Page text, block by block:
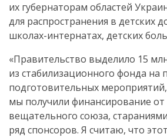
их губернаторам областей
для распространения в детских
школах-интернатах, детских
«Правительство выделило 15
из стабилизационного фонда на
подготовительных
мы получили финансирование от
вещательного союза,
ряд спонсоров. Я считаю, что